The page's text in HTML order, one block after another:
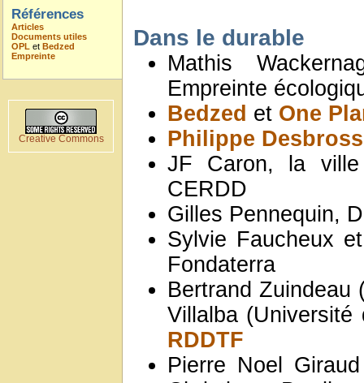
Références
Articles
Documents utiles
OPL et Bedzed
Empreinte
Creative Commons
Dans le durable
Mathis
Empreinte
Bedzed et One
Philippe
JF Caron, la
CERDD
Gilles Pennequin,
Sylvie Faucheux
Fondaterra
Bertrand Zuindeau
Villalba
RDDTF
Pierre Noel